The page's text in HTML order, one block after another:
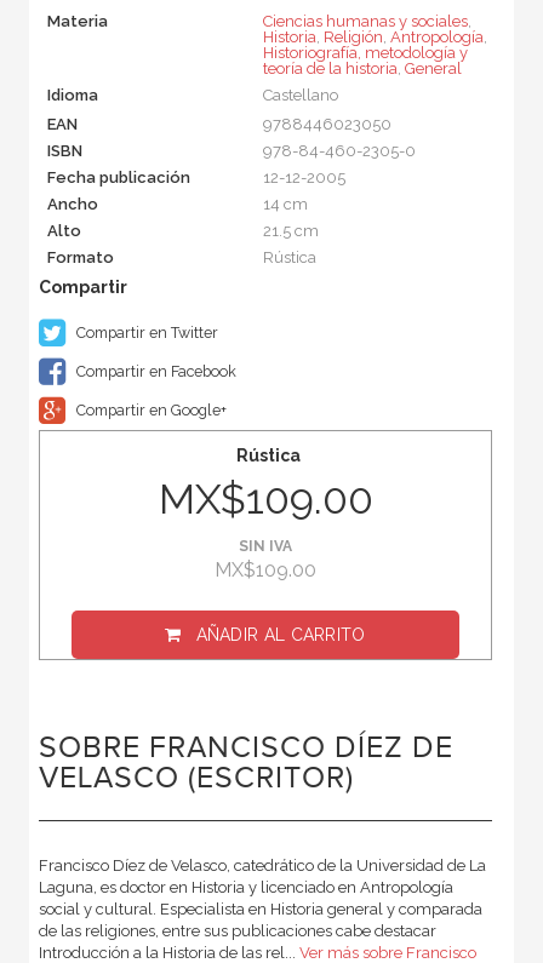
Materia
Ciencias humanas y sociales,
Historia Religión Antropología
Historiografía, metodología y
teoría de la historia General
Idioma
Castellano
EAN
9788446023050
ISBN
978-84-460-2305-0
Fecha publicación
12-12-2005
Ancho
14 cm
Alto
21.5 cm
Formato
Rústica
Compartir en Twitter
Compartir en Facebook
Compartir en Google+
Rústica
MX$109.00
SIN IVA
MX$109.00
AÑADIR AL CARRITO
SOBRE FRANCISCO DÍEZ DE
VELASCO (ESCRITOR)
Francisco Díez de Velasco, catedrático de la Universidad de La
Laguna, es doctor en Historia y licenciado en Antropología
social y cultural. Especialista en Historia general y comparada
de las religiones, entre sus publicaciones cabe destacar
Introducción a la Historia de las rel... Ver más sobre Francisco